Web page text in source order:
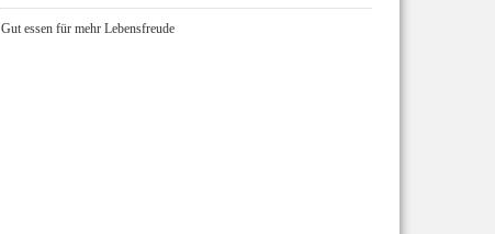
Gut essen für mehr Lebensfreude